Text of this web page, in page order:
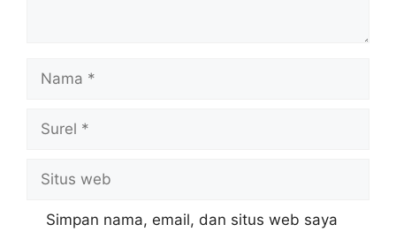
Nama
Surel
Situs
web
Simpan nama, email, dan situs web saya